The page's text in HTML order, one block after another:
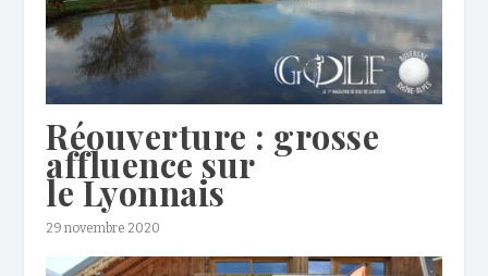
Réouverture : grosse
affluence sur
le Lyonnais
29 novembre 2020